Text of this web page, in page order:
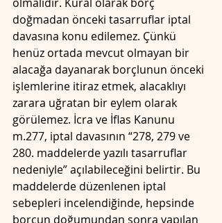
doğmadan önceki tasarruflar iptal
davasına konu edilemez. Çünkü
henüz ortada mevcut olmayan bir
alacağa dayanarak borçlunun önceki
işlemlerine itiraz etmek, alacaklıyı
zarara uğratan bir eylem olarak
görülemez. İcra ve İflas Kanunu
m.277, iptal davasının “278, 279 ve
280. maddelerde yazılı tasarruflar
nedeniyle” açılabileceğini belirtir. Bu
maddelerde düzenlenen iptal
sebepleri incelendiğinde, hepsinde
borcun doğumundan sonra yapılan